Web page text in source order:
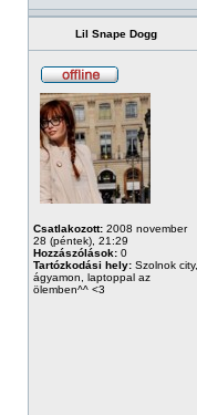
Lil Snape Dogg
Csatlakozott: 2008 november
28 (péntek), 21:29
Hozzászólások: 0
Tartózkodási hely: Szolnok city,
ágyamon, laptoppal az
ölemben^^ <3